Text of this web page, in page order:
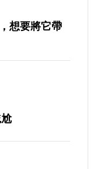
想要將它帶